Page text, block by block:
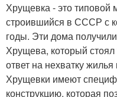
Хрущевка - это типовой
строившийся в СССР с
годы. Эти дома
Хрущева, который стоял
ответ на нехватку
Хрущевки имеют
конструкцию, которая